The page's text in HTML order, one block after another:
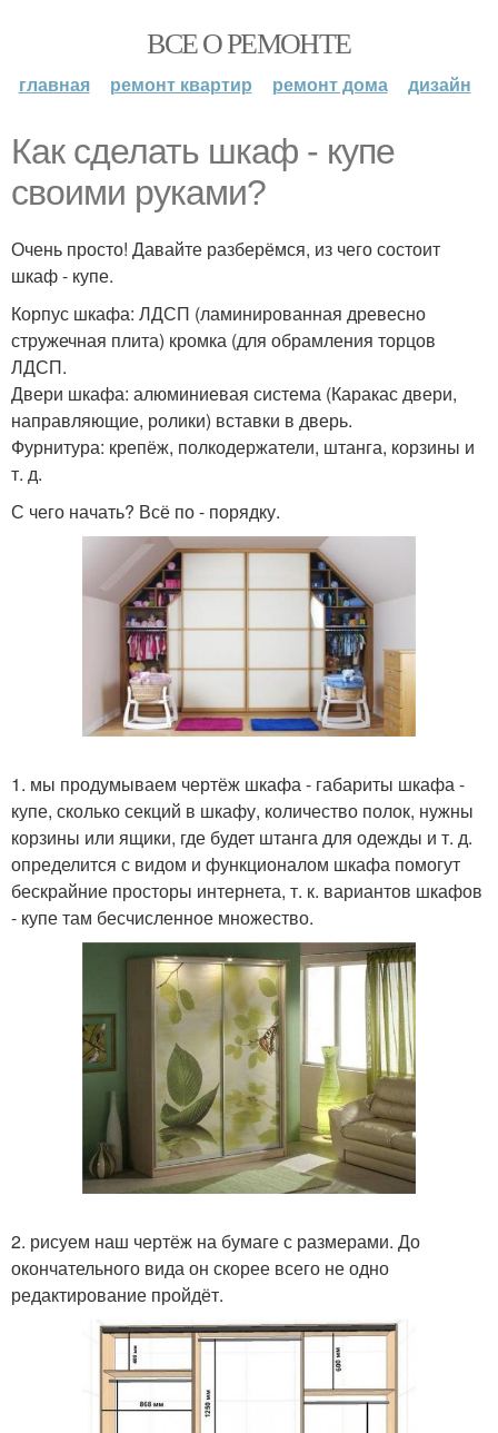
ВСЕ О РЕМОНТЕ
главная ремонт квартир ремонт дома дизайн
Как сделать шкаф - купе
своими руками?
Очень просто! Давайте разберёмся, из чего состоит
шкаф - купе.
Корпус шкафа: ЛДСП (ламинированная древесно
стружечная плита) кромка (для обрамления торцов
ЛДСП.
Двери шкафа: алюминиевая система (Каракас двери,
направляющие, ролики) вставки в дверь.
Фурнитура: крепёж, полкодержатели, штанга, корзины и
т. д.
С чего начать? Всё по - порядку.
1. мы продумываем чертёж шкафа - габариты шкафа -
купе, сколько секций в шкафу, количество полок, нужны
корзины или ящики, где будет штанга для одежды и т. д.
определится с видом и функционалом шкафа помогут
бескрайние просторы интернета, т. к. вариантов шкафов
- купе там бесчисленное множество.
2. рисуем наш чертёж на бумаге с размерами. До
окончательного вида он скорее всего не одно
редактирование пройдёт.